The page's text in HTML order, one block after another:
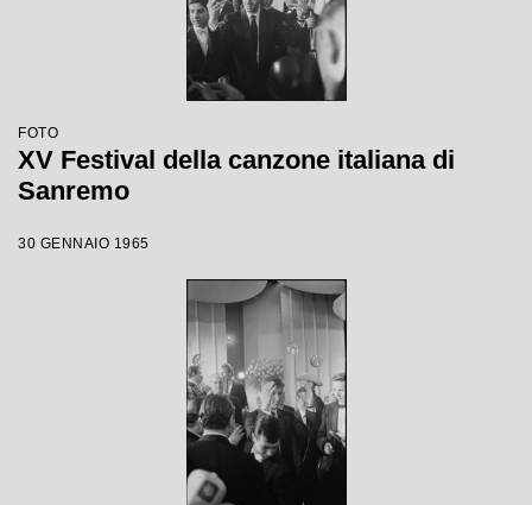
FOTO
XV Festival della canzone italiana di
Sanremo
30 GENNAIO 1965